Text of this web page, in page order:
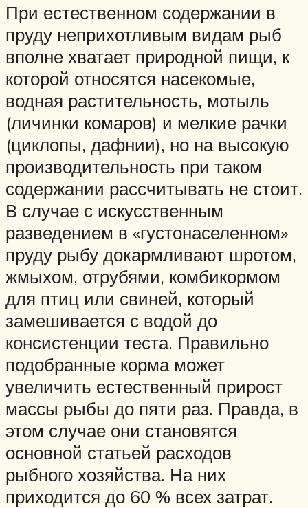
При естественном содержании в
пруду неприхотливым видам рыб
вполне хватает природной пищи, к
которой относятся насекомые,
водная растительность, мотыль
(личинки комаров) и мелкие рачки
(циклопы, дафнии), но на высокую
производительность при таком
содержании рассчитывать не стоит.
В случае с искусственным
разведением в «густонаселенном»
пруду рыбу докармливают шротом,
жмыхом, отрубями, комбикормом
для птиц или свиней, который
замешивается с водой до
консистенции теста. Правильно
подобранные корма может
увеличить естественный прирост
массы рыбы до пяти раз. Правда, в
этом случае они становятся
основной статьей расходов
рыбного хозяйства. На них
приходится до 60 % всех затрат.